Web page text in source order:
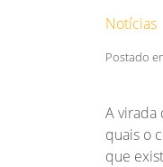
Notícias
Postado
A virada
quais o
que